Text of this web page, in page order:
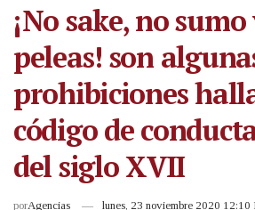
¡No sake, no
peleas! son
prohibiciones
código de
del siglo XVII
porAgencias lunes, 23 noviembre 2020 12:10